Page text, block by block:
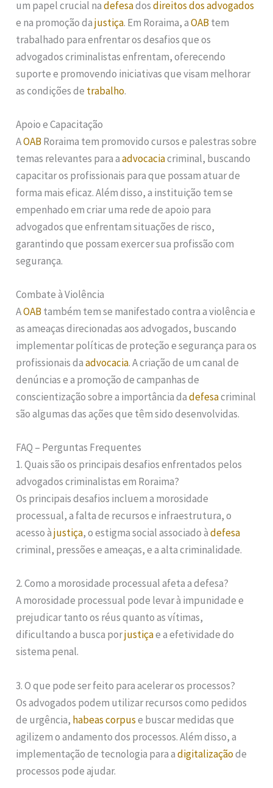
um papel crucial nadefesadosdireitos dos advogados
e na promoção dajustiça. Em Roraima, aOABtem
trabalhado para enfrentar os desafios que os
advogados criminalistas enfrentam, oferecendo
suporte e promovendo iniciativas que visam melhorar
as condições de trabalho.
Apoio e Capacitação
AOABRoraima tem promovido cursos e palestras sobre
temas relevantes para aadvocaciacriminal, buscando
capacitar os profissionais para que possam atuar de
forma mais eficaz. Além disso, a instituição tem se
empenhado em criar uma rede de apoio para
advogados que enfrentam situações de risco,
garantindo que possam exercer sua profissão com
segurança.
Combate à Violência
AOABtambém tem se manifestado contra a violência e
as ameaças direcionadas aos advogados, buscando
implementar políticas de proteção e segurança para os
profissionais daadvocacia. A criação de um canal de
denúncias e a promoção de campanhas de
conscientização sobre a importância dadefesacriminal
são algumas das ações que têm sido desenvolvidas.
FAQ – Perguntas Frequentes
1. Quais são os principais desafios enfrentados pelos
advogados criminalistas em Roraima?
Os principais desafios incluem a morosidade
processual, a falta de recursos e infraestrutura, o
acesso àjustiça, o estigma social associado àdefesa
criminal, pressões e ameaças, e a alta criminalidade.
2. Como a morosidade processual afeta a defesa?
A morosidade processual pode levar à impunidade e
prejudicar tanto os réus quanto as vítimas,
dificultando a busca porjustiçae a efetividade do
sistema penal.
3. O que pode ser feito para acelerar os processos?
Os advogados podem utilizar recursos como pedidos
de urgência, habeas corpuse buscar medidas que
agilizem o andamento dos processos. Além disso, a
implementação de tecnologia para adigitalizaçãode
processos pode ajudar.